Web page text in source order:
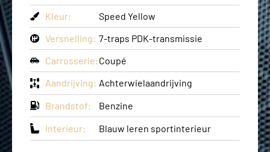
Kleur:
Speed Yellow
Versnelling: 7-traps PDK-transmissie
Carrosserie:Coupé
Aandrijving: Achterwielaandrijving
Brandstof:
Benzine
Interieur: Blauw leren sportinterieur